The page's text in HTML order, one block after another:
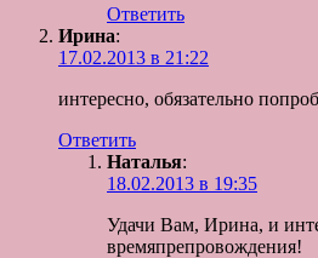
Ответить
Ирина:
17.02.2013 в 21:22
интересно, обязательно
Ответить
Наталья:
18.02.2013 в 19:35
Удачи Вам, Ирина, и
времяпрепровождения!